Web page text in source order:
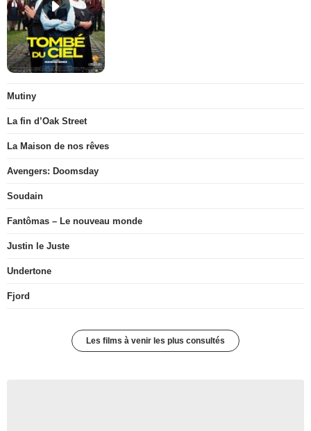
Mutiny
La fin d’Oak Street
La Maison de nos rêves
Avengers: Doomsday
Soudain
Fantômas – Le nouveau monde
Justin le Juste
Undertone
Fjord
Les films à venir les plus consultés